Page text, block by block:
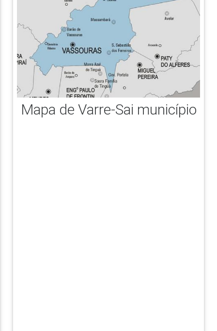
Mapa de Varre-Sai município